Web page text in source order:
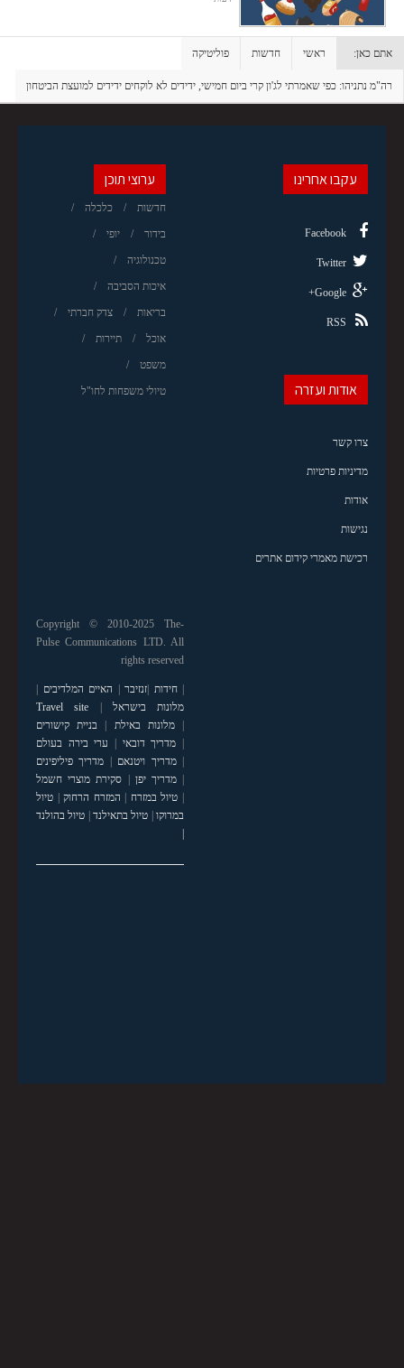
אתם כאן: ראשי חדשות פוליטיקה
רה"מ נתניהו: כפי שאמרתי לג'ון קרי ביום חמישי, ידידים לא לוקחים ידידים למועצת הביטחון
ערוצי תוכן
חדשות כלכלה
בידור יופי
טכנולוגיה
איכות הסביבה
בריאות צדק חברתי
אוכל תיירות
משפט
טיולי משפחות לחו"ל
עקבו אחרינו
Facebook
Twitter
Google+
RSS
אודות ועזרה
צרו קשר
מדיניות פרטיות
אודות
נגישות
רכישת מאמרי קידום אתרים
Copyright © 2010-2025 The-
Pulse Communications LTD. All
rights reserved
|חידות זנזיבר האיים המלדיבים
מלונות בישראל
Travel site
|מלונות באילת
בניית קישורים
מדריך דובאי
ערי בירה בעולם
|מדריך ויטנאם
מדריך פיליפינים
|מדריך יפן
סקירת מוצרי חשמל
טיול במזרח המזרח הרחוק| טיול
במרוקו| טיול בתאילנד| טיול בהולנד